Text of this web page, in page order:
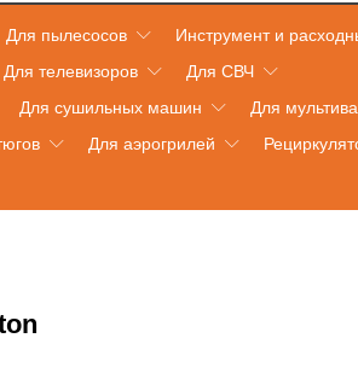
Для пылесосов
Инструмент и
Для телевизоров
Для СВЧ
Для сушильных машин
Для
Для аэрогрилей